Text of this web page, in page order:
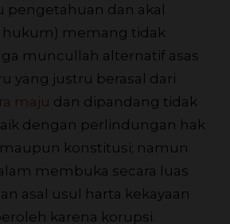
pengetahuan dan akal
hukum) memang tidak
muncullah alternatif asas
yang justru berasal dari
maju dan dipandang tidak
dengan perlindungan hak
konstitusi; namun
membuka secara luas
asal usul harta kekayaan
karena korupsi.